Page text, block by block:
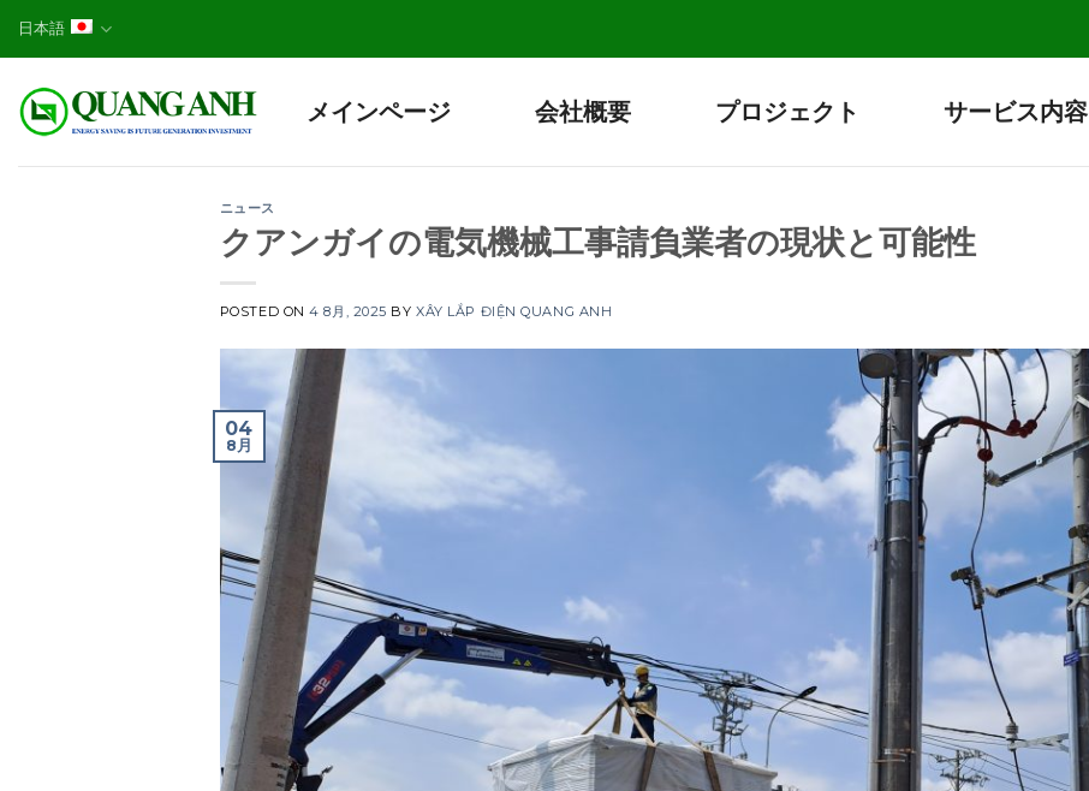
日本語
メインページ 会社概要 プロジェクト サービス内容
ニュース
クアンガイの電気機械工事請負業者の現状と可能性
POSTED ON4 8月, 2025 BYXÂY LẮP ĐIỆN QUANG ANH
04
8月